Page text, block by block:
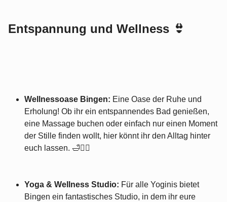
Entspannung und Wellness 👙
Wellnessoase Bingen: Eine Oase der Ruhe und
Erholung! Ob ihr ein entspannendes Bad genießen,
eine Massage buchen oder einfach nur einen Moment
der Stille finden wollt, hier könnt ihr den Alltag hinter
euch lassen. 🛁💆‍♀️
Yoga & Wellness Studio: Für alle Yoginis bietet
Bingen ein fantastisches Studio, in dem ihr eure